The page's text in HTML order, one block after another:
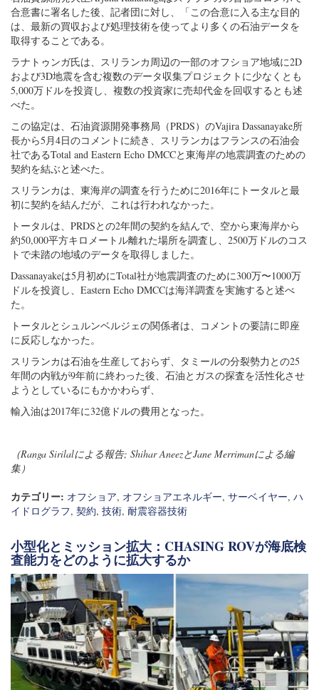
合意書に署名した後、記者団に対し、「この合意に入る主な目的
は、最新の買収および処理技術を使ってより多くの石油データを
取得することである。
ラナトゥンガ氏は、スリランカ周辺の一部のオフショア地域に2D
および3D地震を含む複数のデータ収集プロジェクトに少なくとも
5,000万ドルを投資し、複数の投資家に売却代金を回収するとも述
べた。
この協定は、石油資源開発事務局（PRDS）のVajira Dassanayake所
長から5月4日のコメントに続き、スリランカはフランスの石油会
社であるTotal and Eastern Echo DMCCと東海岸の地震調査のための
契約を結ぶと述べた。
スリランカは、東海岸の調査を行うために2016年にトータルと最
初に契約を結んだが、これは行われなかった。
トータルは、PRDSとの2年間の契約を結んで、空から東海岸から
約50,000平方キロメートル離れた場所を調査し、2500万ドルのコス
トで未踏の地域のデータを取得しました。
Dassanayakeは5月初めにTotal社が地震調査のために300万〜1000万
ドルを投資し、Eastern Echo DMCCは海洋調査を実施すると述べ
た。
トータルとシュルンベルジェの関係者は、コメントの要請に即座
に反応しなかった。
スリランカは石油を生産しておらず、タミールの分裂勢力との25
年間の内戦が9年前に終わった後、石油とガスの探査を活性化させ
ようとしているにもかかわらず、
輸入油は2017年に32億ドルの費用となった。
（Ranga Sirilalによる報告; Shihar AneezとJane Merrimanによる編
集）
カテゴリー: オフショア, オフショアエネルギー, サーベイヤー, ハ
イドログラフ, 契約, 技術, 耐震容器技術
小型化とミッション拡大：CHASING ROVが海底検
査能力をどのように拡大するか